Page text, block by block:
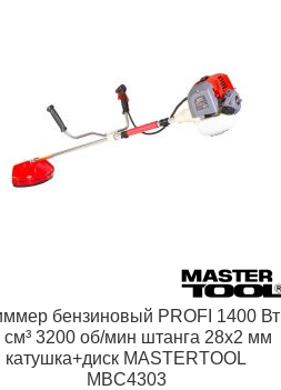
катушка, 3-х лопастной нож,
ремень
упаковки: 1650x330x250 мм
8,400 г
бензиновый PROFI 1400 Вт
см³ 3200 об/мин штанга 28х2 мм
катушка+диск MASTERTOOL
MBC4303